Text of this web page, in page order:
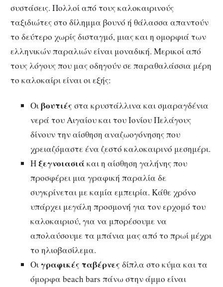
συστάσεις. Πολλοί από τους καλοκαιρινούς
ταξιδιώτες στο δίλημμα βουνό ή θάλασσα απαντούν
το δεύτερο χωρίς δισταγμό, μιας και η ομορφιά των
ελληνικών παραλιών είναι μοναδική. Μερικοί από
τους λόγους που μας οδηγούν σε παραθαλάσσια μέρη
το καλοκαίρι είναι οι εξής:
Οιβουτιές στα κρυστάλλινα και σμαραγδένια
νερά του Αιγαίου και του Ιονίου Πελάγους
δίνουν την αίσθηση αναζωογόνησης που
χρειαζόμαστε ένα ζεστό καλοκαιρινό μεσημέρι.
Ηξεγνοιασιάκαι η αίσθηση γαλήνης που
προσφέρει μια γραφική παραλία δε
συγκρίνεται με καμία εμπειρία. Κάθε χρόνο
υπάρχει μεγάλη προσμονή για τον ερχομό του
καλοκαιριού, για να μπορέσουμε να
απολαύσουμε τα μπάνια μας από το πρωί μέχρι
το ηλιοβασίλεμα.
Οιγραφικές ταβέρνες δίπλα στο κύμα και τα
όμορφα beach bars πάνω στην άμμο είναι